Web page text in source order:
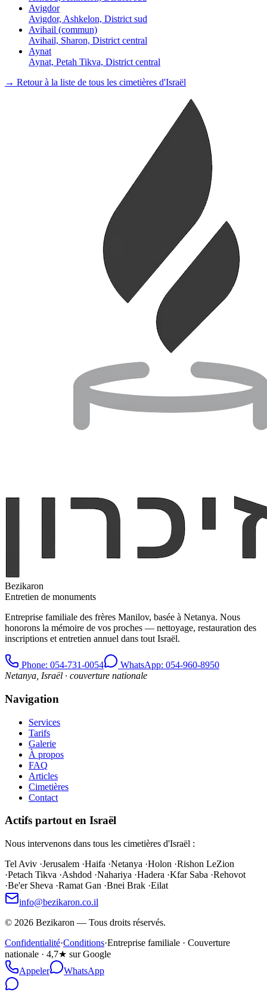
Avigdor
Avigdor, Ashkelon, District sud
Avihail (commun)
Avihail, Sharon, District central
Aynat
Aynat, Petah Tikva, District central
→ Retour à la liste de tous les cimetières d'Israël
Bezikaron
Entretien de monuments
Entreprise familiale des frères Manilov, basée à Netanya. Nous
honorons la mémoire de vos proches — nettoyage, restauration des
inscriptions et entretien annuel dans tout Israël.
Phone: 054-731-0054
WhatsApp: 054-960-8950
Netanya, Israël · couverture nationale
Navigation
Services
Tarifs
Galerie
À propos
FAQ
Articles
Cimetières
Contact
Actifs partout en Israël
Nous intervenons dans tous les cimetières d'Israël :
Tel Aviv ·Jerusalem ·Haifa ·Netanya ·Holon ·Rishon LeZion
·Petach Tikva ·Ashdod ·Nahariya ·Hadera ·Kfar Saba ·Rehovot
·Be'er Sheva ·Ramat Gan ·Bnei Brak ·Eilat
info@bezikaron.co.il
© 2026 Bezikaron — Tous droits réservés.
Confidentialité·Conditions·Entreprise familiale · Couverture
nationale · 4,7★ sur Google
Appeler
WhatsApp